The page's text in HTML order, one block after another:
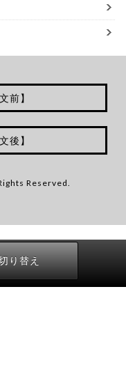
前】
後】
Reserved.
り替え